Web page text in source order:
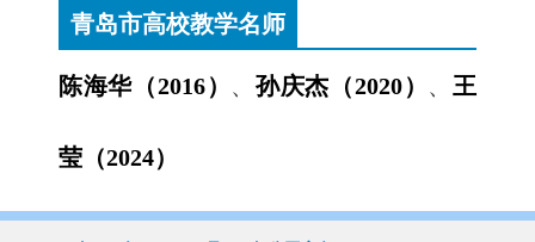
青岛市高校教学名师
陈海华（2016） 、孙庆杰（2020） 、 王
莹（2024）